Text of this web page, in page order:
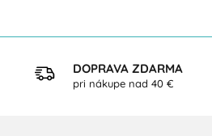
DOPRAVA ZDARMA
pri nákupe nad 40 €